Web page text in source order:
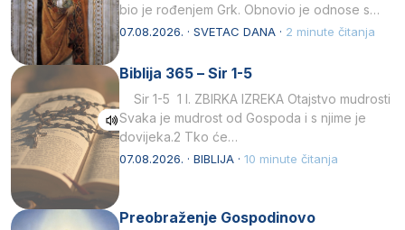
bio je rođenjem Grk. Obnovio je odnose s
afričkim…
07.08.2026. · SVETAC DANA · 2 minute čitanja
Biblija 365 – Sir 1-5
Sir 1-5 1 I. ZBIRKA IZREKA Otajstvo mudrosti
Svaka je mudrost od Gospoda i s njime je
dovijeka.2 Tko će…
07.08.2026. · BIBLIJA · 10 minute čitanja
Preobraženje Gospodinovo